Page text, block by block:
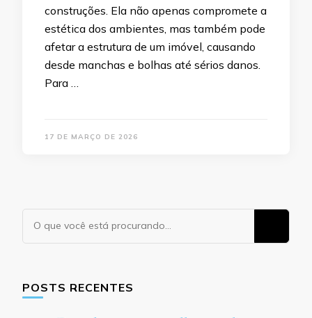
construções. Ela não apenas compromete a
estética dos ambientes, mas também pode
afetar a estrutura de um imóvel, causando
desde manchas e bolhas até sérios danos.
Para …
17 DE MARÇO DE 2026
Procurando
POSTS RECENTES